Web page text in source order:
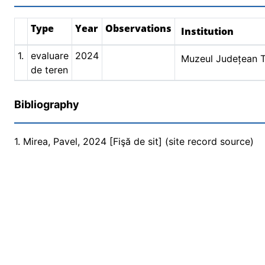
Type Year Observations Institution
1.
evaluare
de teren
2024 Muzeul Județean
Bibliography
1. Mirea, Pavel, 2024 [Fişă de sit] (site record source)